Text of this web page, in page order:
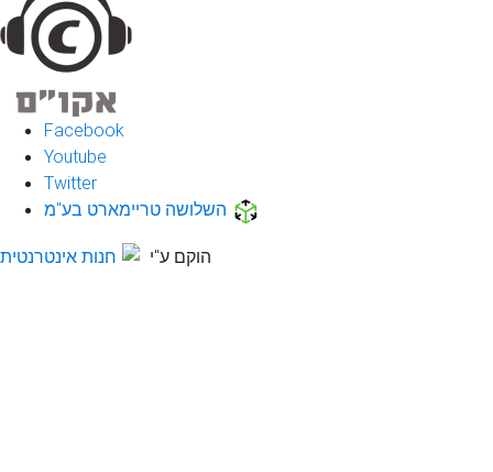
Facebook
Youtube
Twitter
השלושה טריימארט בע"מ
הוקם ע"י חנות אינטרנטית